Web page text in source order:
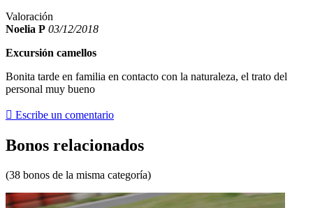
Valoración
Noelia P 03/12/2018
Excursión camellos
Bonita tarde en familia en contacto con la naturaleza, el trato del
personal muy bueno
 Escribe un comentario
Bonos relacionados
(38 bonos de la misma categoría)